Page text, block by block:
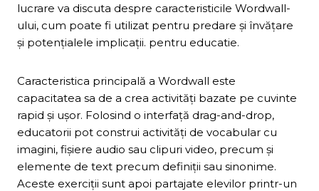
lucrare va discuta despre caracteristicile Wordwall-
ului, cum poate fi utilizat pentru predare și învățare
și potențialele implicații. pentru educatie.
Caracteristica principală a Wordwall este
capacitatea sa de a crea activități bazate pe cuvinte
rapid și ușor. Folosind o interfață drag-and-drop,
educatorii pot construi activități de vocabular cu
imagini, fișiere audio sau clipuri video, precum și
elemente de text precum definiții sau sinonime.
Aceste exerciții sunt apoi partajate elevilor printr-un